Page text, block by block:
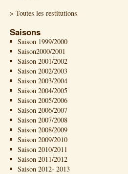
> Toutes les restitutions
Saisons
Saison 1999/2000
Saison2000/2001
Saison 2001/2002
Saison 2002/2003
Saison 2003/2004
Saison 2004/2005
Saison 2005/2006
Saison 2006/2007
Saison 2007/2008
Saison 2008/2009
Saison 2009/2010
Saison 2010/2011
Saison 2011/2012
Saison 2012- 2013